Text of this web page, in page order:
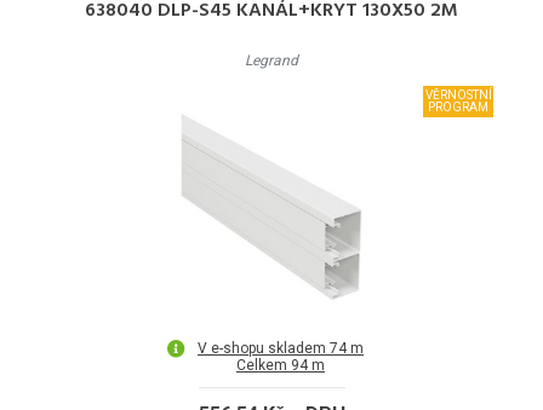
638040 DLP-S45 KANÁL+KRYT 130X50 2M
Legrand
VĚRNOSTNÍ
PROGRAM
V e-shopu skladem 74 m
Celkem 94 m